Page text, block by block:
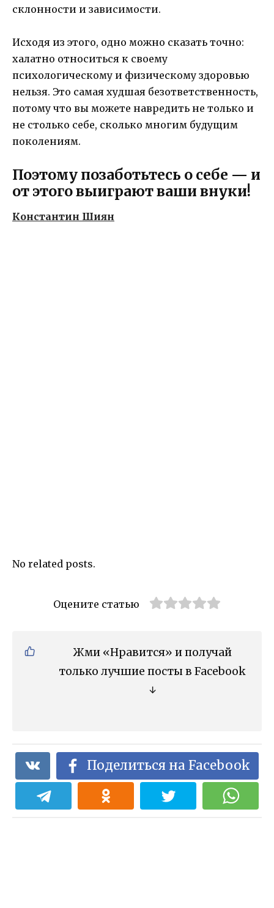
склонности и зависимости.
Исходя из этого, одно можно сказать точно:
халатно относиться к своему
психологическому и физическому здоровью
нельзя. Это самая худшая безответственность,
потому что вы можете навредить не только и
не столько себе, сколько многим будущим
поколениям.
Поэтому позаботьтесь о себе — и
от этого выиграют ваши внуки!
Константин Шиян
No related posts.
Оцените статью
Жми «Нравится» и получай
только лучшие посты в Facebook
↓
Поделиться на Facebook